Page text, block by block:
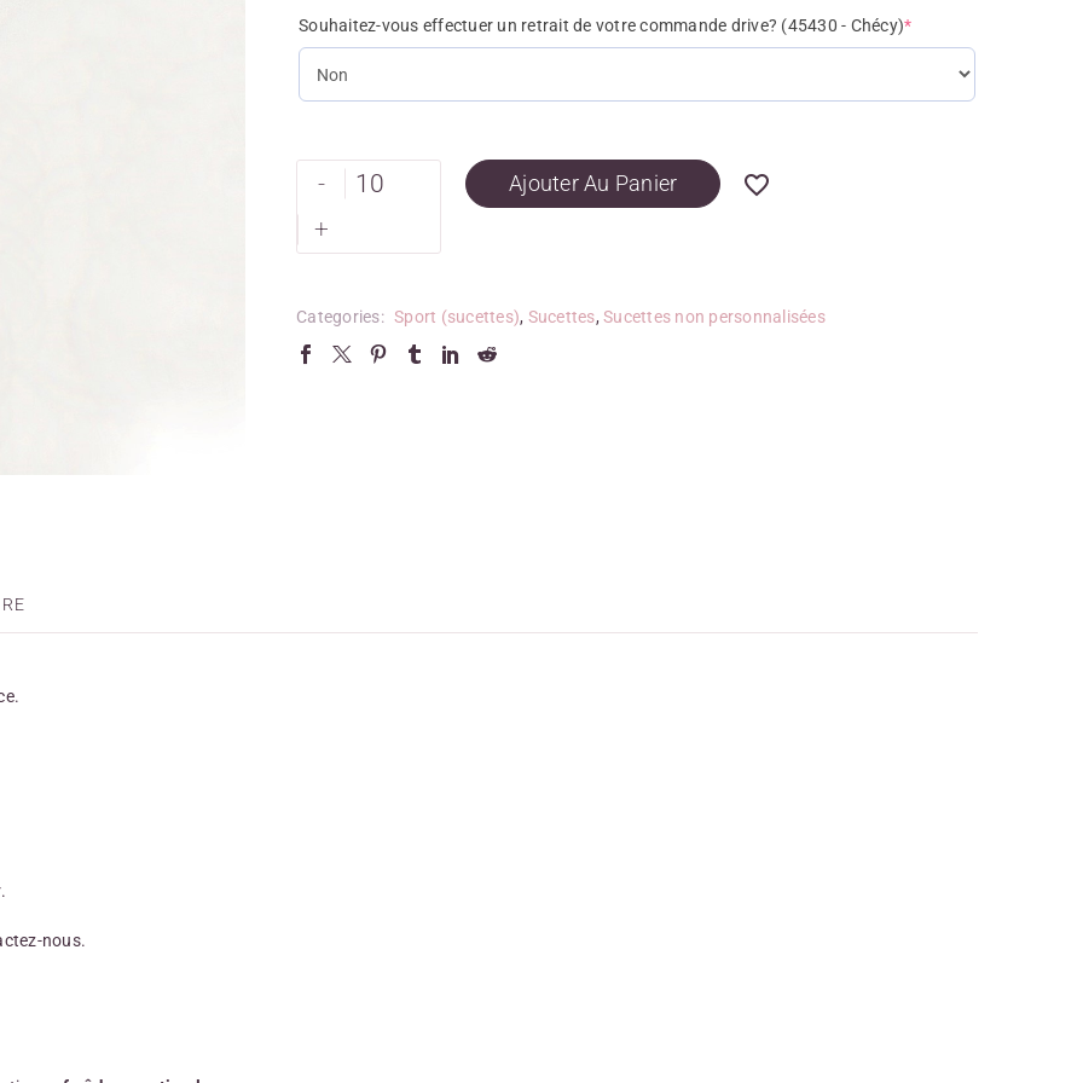
Souhaitez-vous effectuer un retrait de votre commande drive? (45430 - Chécy)*
-
+
Ajouter Au Panier
Categories: Sport (sucettes), Sucettes, Sucettes non personnalisées
nous.